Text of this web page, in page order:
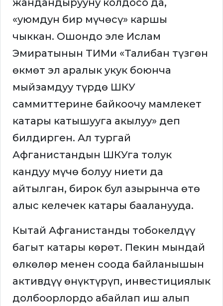
жандандырууну колдосо да,
«уюмдун бир мүчөсү» каршы
чыккан. Ошондо эле Ислам
Эмиратынын ТИМи «Талибан түзгөн
өкмөт эл аралык укук боюнча
мыйзамдуу түрдө ШКУ
саммиттерине байкоочу мамлекет
катары катышууга акылуу» деп
билдирген. Ал тургай
Афганистандын ШКУга толук
кандуу мүчө болуу ниети да
айтылган, бирок бул азырынча өтө
алыс келечек катары бааланууда.
Кытай Афганистанды тобокелдүү
багыт катары көрөт. Пекин мындай
өлкөлөр менен соода байланышын
активдүү өнүктүрүп, инвестициялык
долбоорлордо абайлап иш алып